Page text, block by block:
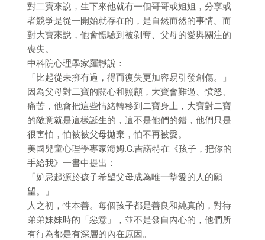
對二寶來說，生下來他就有一個哥哥或姐姐，分享或
者競爭是從一開始就存在的，是自然而然的事情。而
對大寶來說，他會體驗到被剝奪、父母的愛與關注的
喪失。
中科院心理學家羅靜說：
「比起從未擁有過，得而復失更加容易引發創傷。」
因為父母對二寶的關心和照顧，大寶會難過、憤怒、
痛苦，他會把這些情緒轉移到二寶身上，大寶對二寶
的敵意就是這樣誕生的，這不是他們的錯，他們只是
很害怕，怕被被父母拋棄，怕不再被愛。
美國兒童心理學專家海姆.G.吉諾特在《孩子，把你的
手給我》一書中提出：
「妒忌起源於孩子希望父母成為唯一摯愛的人的願
望。」
人之初，性本善。每個孩子都是善良和純真的，對待
弟弟妹妹時的「惡意」，並不是發自內心的，他們所
有行為都是有深層的內在原因。